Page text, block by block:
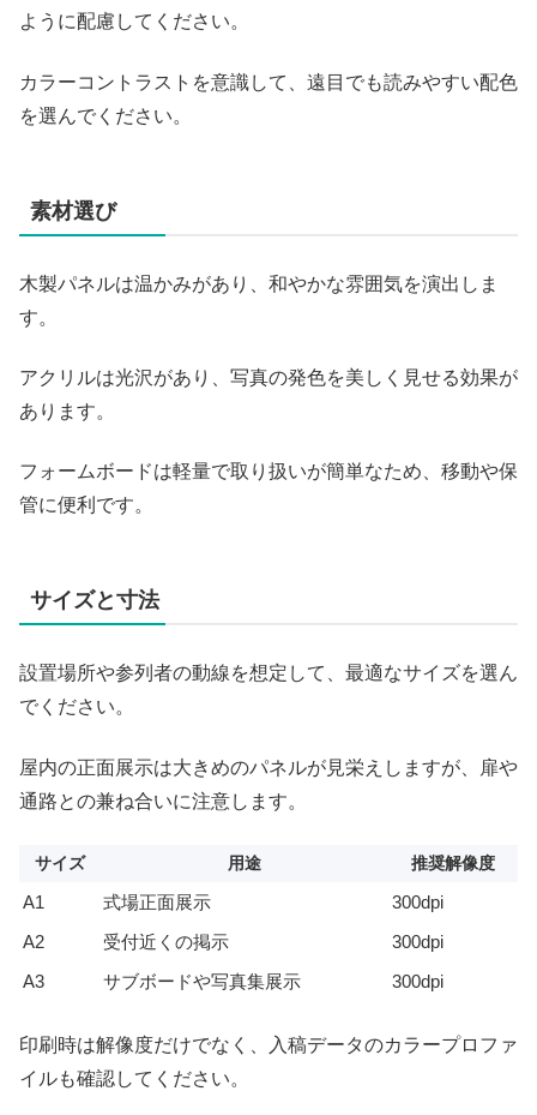
ように配慮してください。
カラーコントラストを意識して、遠目でも読みやすい配色
を選んでください。
素材選び
木製パネルは温かみがあり、和やかな雰囲気を演出しま
す。
アクリルは光沢があり、写真の発色を美しく見せる効果が
あります。
フォームボードは軽量で取り扱いが簡単なため、移動や保
管に便利です。
サイズと寸法
設置場所や参列者の動線を想定して、最適なサイズを選ん
でください。
屋内の正面展示は大きめのパネルが見栄えしますが、扉や
通路との兼ね合いに注意します。
サイズ 用途 推奨解像度
A1 式場正面展示
300dpi
A2
受付近くの掲示
300dpi
A3
サブボードや写真集展示 300dpi
印刷時は解像度だけでなく、入稿データのカラープロファ
イルも確認してください。